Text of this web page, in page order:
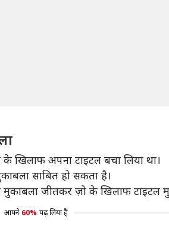
खिलाफ अपना टाइटल बचा लिया था।
साबित हो सकता है।
जीतकर ज़ो के खिलाफ टाइटल
आपने 60% पढ़ लिया है